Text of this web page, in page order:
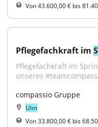
Von 43.600,00 € bis
Pflegefachkraft im
Pflegefachkraft im
unseres
compassio Gruppe
Ulm
Von 33.800,00 € bis